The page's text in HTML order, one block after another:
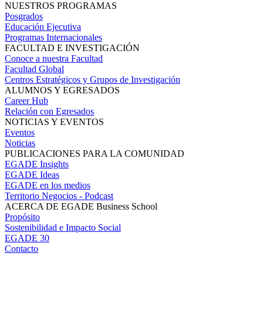
NUESTROS PROGRAMAS
Posgrados
Educación Ejecutiva
Programas Internacionales
FACULTAD E INVESTIGACIÓN
Conoce a nuestra Facultad
Facultad Global
Centros Estratégicos y Grupos de Investigación
ALUMNOS Y EGRESADOS
Career Hub
Relación con Egresados
NOTICIAS Y EVENTOS
Eventos
Noticias
PUBLICACIONES PARA LA COMUNIDAD
EGADE Insights
EGADE Ideas
EGADE en los medios
Territorio Negocios - Podcast
ACERCA DE EGADE Business School
Propósito
Sostenibilidad e Impacto Social
EGADE 30
Contacto